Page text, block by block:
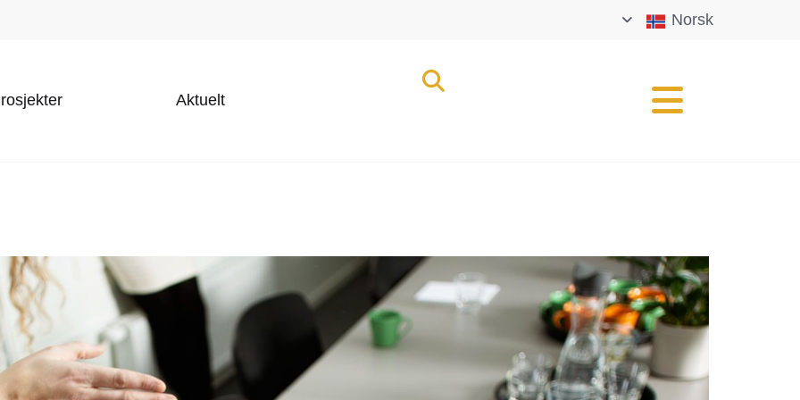
Norsk
Aktuelt